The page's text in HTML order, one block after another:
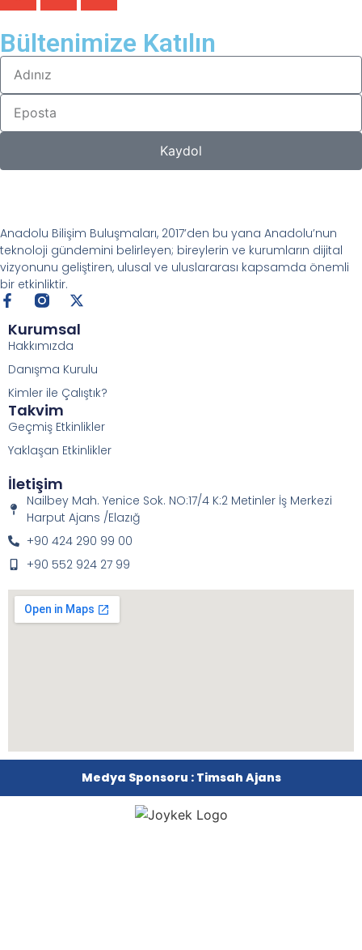
Bültenimize Katılın
Kaydol
Anadolu Bilişim Buluşmaları, 2017’den bu yana Anadolu’nun
teknoloji gündemini belirleyen; bireylerin ve kurumların dijital
vizyonunu geliştiren, ulusal ve uluslararası kapsamda önemli
bir etkinliktir.
Kurumsal
Hakkımızda
Danışma Kurulu
Kimler ile Çalıştık?
Takvim
Geçmiş Etkinlikler
Yaklaşan Etkinlikler
İletişim
Nailbey Mah. Yenice Sok. NO:17/4 K:2 Metinler İş Merkezi
Harput Ajans /Elazığ
+90 424 290 99 00
+90 552 924 27 99
Medya Sponsoru : Timsah Ajans